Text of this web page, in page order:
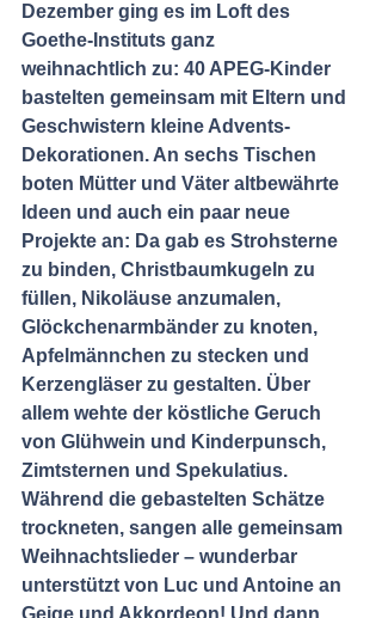
Dezember ging es im Loft des
Goethe-Instituts ganz
weihnachtlich zu: 40 APEG-Kinder
bastelten gemeinsam mit Eltern und
Geschwistern kleine Advents-
Dekorationen. An sechs Tischen
boten Mütter und Väter altbewährte
Ideen und auch ein paar neue
Projekte an: Da gab es Strohsterne
zu binden, Christbaumkugeln zu
füllen, Nikoläuse anzumalen,
Glöckchenarmbänder zu knoten,
Apfelmännchen zu stecken und
Kerzengläser zu gestalten. Über
allem wehte der köstliche Geruch
von Glühwein und Kinderpunsch,
Zimtsternen und Spekulatius.
Während die gebastelten Schätze
trockneten, sangen alle gemeinsam
Weihnachtslieder – wunderbar
unterstützt von Luc und Antoine an
Geige und Akkordeon! Und dann